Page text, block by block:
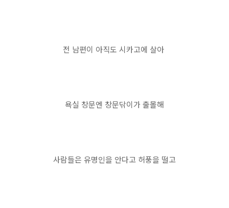
전 남편이 아직도 시카고에 살아
욕실 창문엔 창문닦이가 출몰해
사람들은 유명인을 안다고 허풍을 떨고